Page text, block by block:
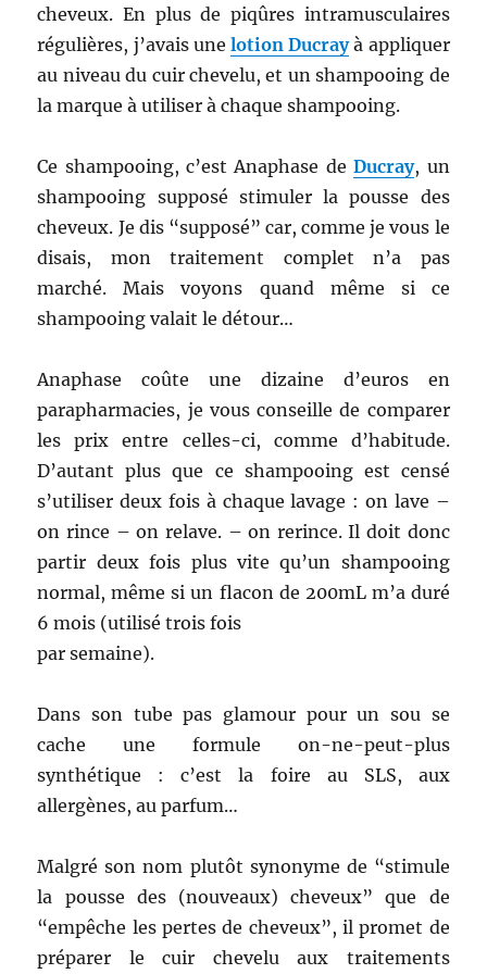
cheveux. En plus de piqûres intramusculaires
régulières, j’avais une lotion Ducrayà appliquer
au niveau du cuir chevelu, et un shampooing de
la marque à utiliser à chaque shampooing.
Ce shampooing, c’est Anaphase deDucray, un
shampooing supposé stimuler la pousse des
cheveux. Je dis “supposé” car, comme je vous le
disais, mon traitement complet n’a pas
marché. Mais voyons quand même si ce
shampooing valait le détour…
Anaphase coûte une dizaine d’euros en
parapharmacies, je vous conseille de comparer
les prix entre celles-ci, comme d’habitude.
D’autant plus que ce shampooing est censé
s’utiliser deux fois à chaque lavage : on lave –
on rince – on relave. – on rerince. Il doit donc
partir deux fois plus vite qu’un shampooing
normal, même si un flacon de 200mL m’a duré
6 mois (utilisé trois fois
par semaine).
Dans son tube pas glamour pour un sou se
cache une formule on-ne-peut-plus
synthétique : c’est la foire au SLS, aux
allergènes, au parfum…
Malgré son nom plutôt synonyme de “stimule
la pousse des (nouveaux) cheveux” que de
“empêche les pertes de cheveux”, il promet de
préparer le cuir chevelu aux traitements